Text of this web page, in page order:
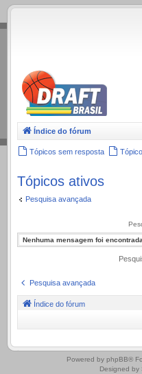
.
Índice do fórum
Tópicos sem resposta
Tópicos ativos
Pesquisa avançada
Nenhuma mensagem foi
Pesquisa avançada
Índice do fórum
.
Powered by phpBB®
Designed by